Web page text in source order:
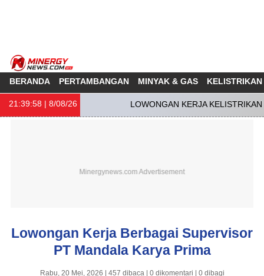
BERANDA PERTAMBANGAN MINYAK & GAS KELISTRIKAN
21:39:58 | 8/08/26 LOWONGAN KERJA KELISTRIKAN
Lowongan Kerja Berbagai Supervisor
PT Mandala Karya Prima
Rabu, 20 Mei, 2026 | 457 dibaca | 0 dikomentari | 0 dibagi